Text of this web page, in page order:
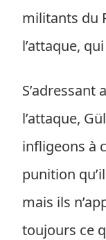
militants du
l’attaque,
S’adressant
l’attaque,
infligeons à
punition
mais ils
toujours ce